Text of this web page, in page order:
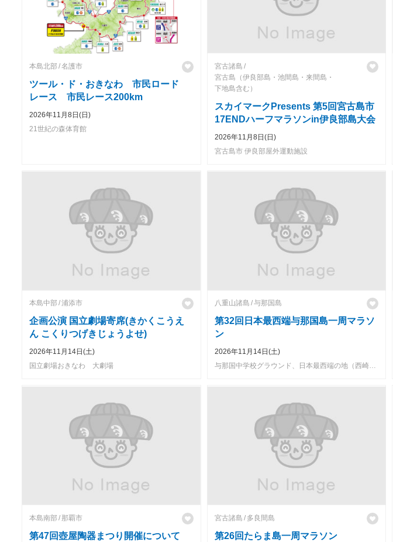
本島北部 名護市
ツール・ド・おきなわ 市民ロード
レース 市民レース200km
2026年11月8日(日)
21世紀の森体育館
宮古諸島
宮古島（伊良部島・池間島・来間島・
下地島含む）
スカイマークPresents 第5回宮古島市
17ENDハーフマラソンin伊良部島大会
2026年11月8日(日)
宮古島市 伊良部屋外運動施設
本島中部 浦添市
企画公演 国立劇場寄席(きかくこうえ
ん こくりつげきじょうよせ)
2026年11月14日(土)
国立劇場おきなわ 大劇場
八重山諸島 与那国島
第32回日本最西端与那国島一周マラソ
ン
2026年11月14日(土)
与那国中学校グラウンド、日本最西端の地（西崎灯台）、与那国空港（与那国空港周辺）
本島南部 那覇市
第47回壺屋陶器まつり開催について
宮古諸島 多良間島
第26回たらま島一周マラソン